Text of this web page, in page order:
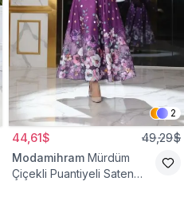
2
44,61$ 49,29$
Modamihram Mürdüm
Çiçekli Puantiyeli Saten